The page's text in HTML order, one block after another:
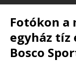
Fotókon a
egyház tíz
Bosco